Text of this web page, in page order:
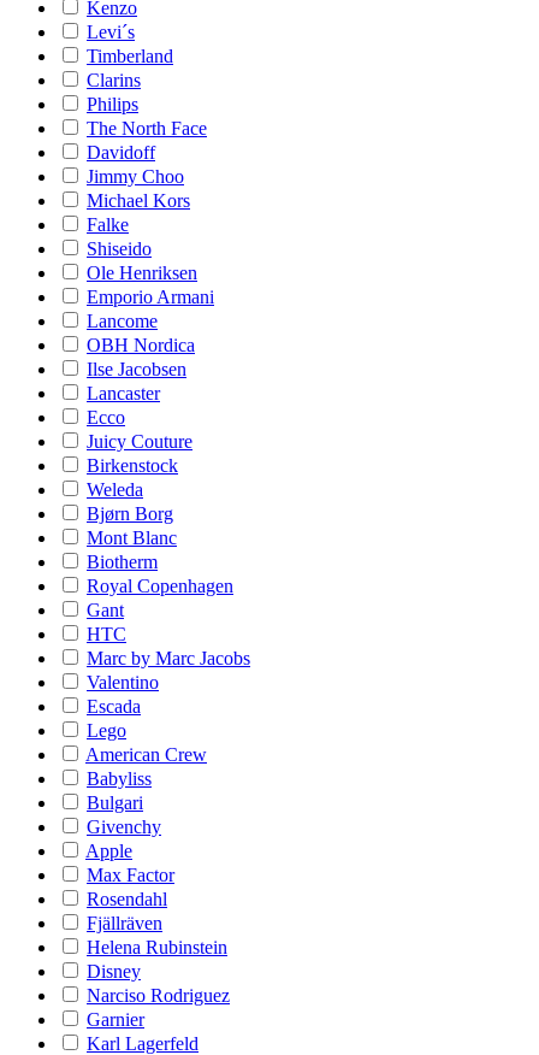
Kenzo
Levi´s
Timberland
Clarins
Philips
The North Face
Davidoff
Jimmy Choo
Michael Kors
Falke
Shiseido
Ole Henriksen
Emporio Armani
Lancome
OBH Nordica
Ilse Jacobsen
Lancaster
Ecco
Juicy Couture
Birkenstock
Weleda
Bjørn Borg
Mont Blanc
Biotherm
Royal Copenhagen
Gant
HTC
Marc by Marc Jacobs
Valentino
Escada
Lego
American Crew
Babyliss
Bulgari
Givenchy
Apple
Max Factor
Rosendahl
Fjällräven
Helena Rubinstein
Disney
Narciso Rodriguez
Garnier
Karl Lagerfeld